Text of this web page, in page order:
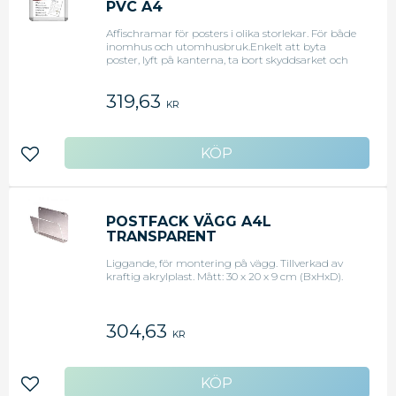
PVC A4
Affischramar för posters i olika storlekar. För både
inomhus och utomhusbruk.Enkelt att byta
poster, lyft på kanterna, ta bort skyddsarket och
förslutningsremsa skyddar postern från fukt Mått
(BxHxD): 248x370x17mm
319,63 KR
Lägg till i favoriter
POSTFACK VÄGG A4L
TRANSPARENT
Liggande, för montering på vägg. Tillverkad av
kraftig akrylplast. Mått: 30 x 20 x 9 cm (BxHxD).
304,63 KR